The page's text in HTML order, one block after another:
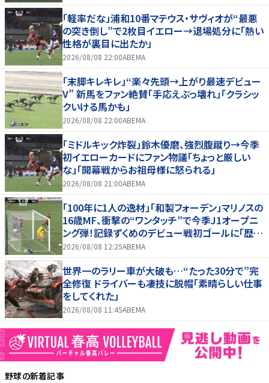
「軽率だな」浦和10番マテウス・サヴィオが“最悪
の突き倒し”で2枚目イエロー→退場処分に「熱い
性格が裏目に出たか」
2026/08/08 22:00ABEMA
「末脚キレキレ」“楽々先頭→上がり最速デビュー
V” 新馬をファン絶賛「手応えぶっ壊れ」「クラシッ
クいける馬かも」
2026/08/08 22:00ABEMA
「ミドルキック炸裂」鈴木優磨、強烈腹蹴り→今季
初イエローカードにファン物議「ちょっと厳しい
な」「開幕戦からお祖母様に怒られる」
2026/08/08 21:00ABEMA
「100年に1人の逸材」「和製フォーデン」マリノスの
16歳MF、衝撃の“ワンタッチ”で今季J1オープニ
ング弾！記録ずくめのデビュー戦初ゴールに「歴史
を作りよった」
2026/08/08 12:25ABEMA
世界一のラリー車が大破も…“たった30分で”完
全修復 ドライバーも凄技に脱帽「素晴らしい仕事
をしてくれた」
2026/08/08 11:45ABEMA
野球の新着記事